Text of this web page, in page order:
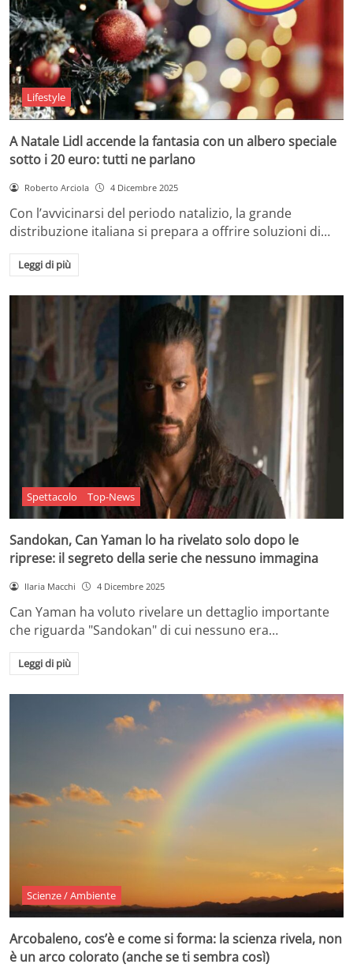
Lifestyle
A Natale Lidl accende la fantasia con un albero speciale
sotto i 20 euro: tutti ne parlano
Roberto Arciola 4 Dicembre 2025
Con l’avvicinarsi del periodo natalizio, la grande
distribuzione italiana si prepara a offrire soluzioni di…
Leggi di più
Spettacolo Top-News
Sandokan, Can Yaman lo ha rivelato solo dopo le
riprese: il segreto della serie che nessuno immagina
Ilaria Macchi 4 Dicembre 2025
Can Yaman ha voluto rivelare un dettaglio importante
che riguarda "Sandokan" di cui nessuno era…
Leggi di più
Scienze / Ambiente
Arcobaleno, cos’è e come si forma: la scienza rivela, non
è un arco colorato (anche se ti sembra così)